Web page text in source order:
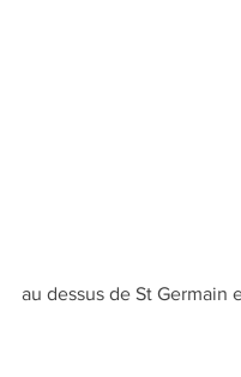
au dessus de St Germain